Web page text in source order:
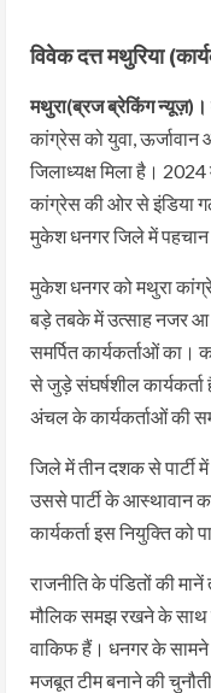
विवेक दत्त मथुरिया
मथुरा(ब्रज ब्रेकिंग न्यूज़)।
कांग्रेस को युवा,
जिलाध्यक्ष मिला है।
कांग्रेस की ओर से इंडिया
मुकेश धनगर जिले में पहचान
मुकेश धनगर को मथुरा
बड़े तबके में उत्साह नजर आ
समर्पित कार्यकर्ताओं का।
से जुड़े संघर्षशील कार्यकर्ता
अंचल के कार्यकर्ताओं की
जिले में तीन दशक से पार्टी
उससे पार्टी के आस्थावान
कार्यकर्ता इस नियुक्ति को
राजनीति के पंडितों की
मौलिक समझ रखने के साथ
वाकिफ हैं। धनगर के
मजबूत टीम बनाने की